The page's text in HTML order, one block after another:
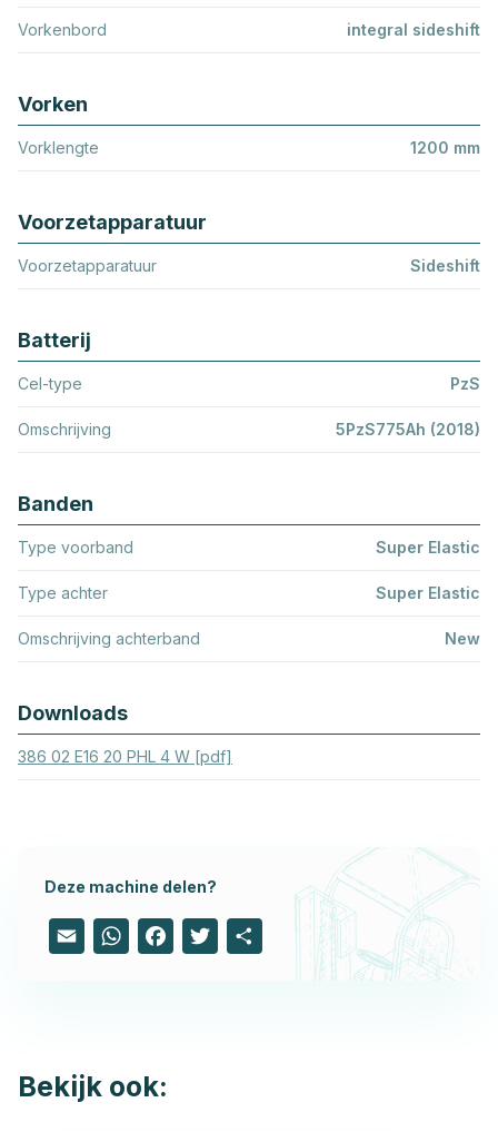
Vorkenbord integral sideshift
Vorken
Vorklengte 1200 mm
Voorzetapparatuur
Voorzetapparatuur Sideshift
Batterij
Cel-type PzS
Omschrijving 5PzS775Ah (2018)
Banden
Type voorband Super Elastic
Type achter Super Elastic
Omschrijving achterband New
Downloads
386 02 E16 20 PHL 4 W [pdf]
Deze machine delen?
Email WhatsAppFacebook
Twitter
Bekijk ook: